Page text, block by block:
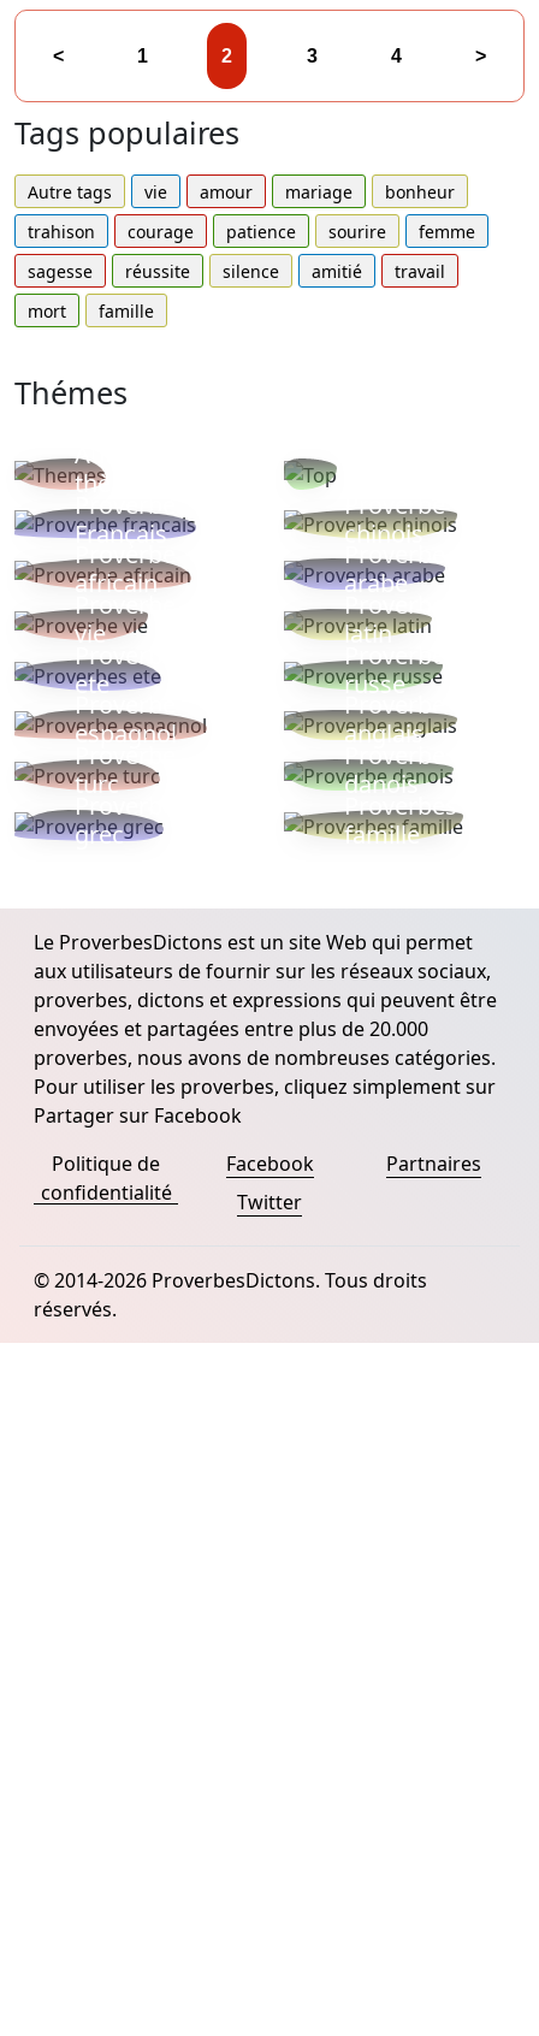
< 1 2 3 4 >
Tags populaires
Autre tags vie amour mariage
bonheur
trahison
courage patience sourire
femme
sagesse
réussite silence amitié
travail
mort
famille
Thémes
Autres
thèmes
Proverbe
Français
Proverbe
chinois
Proverbe
africain
Proverbe
arabe
Proverbe
vie
Proverbe
latin
Proverbes
ete
Proverbe
russe
Proverbe
espagnol
Proverbe
anglais
Proverbe
turc
Proverbe
danois
Proverbe
grec
Proverbes
famille
Le ProverbesDictons est un site Web qui permet
aux utilisateurs de fournir sur les réseaux sociaux,
proverbes, dictons et expressions qui peuvent être
envoyées et partagées entre plus de 20.000
proverbes, nous avons de nombreuses catégories.
Pour utiliser les proverbes, cliquez simplement sur
Partager sur Facebook
Politique de
confidentialité
Facebook
Twitter
Partnaires
© 2014-2026 ProverbesDictons. Tous droits
réservés.